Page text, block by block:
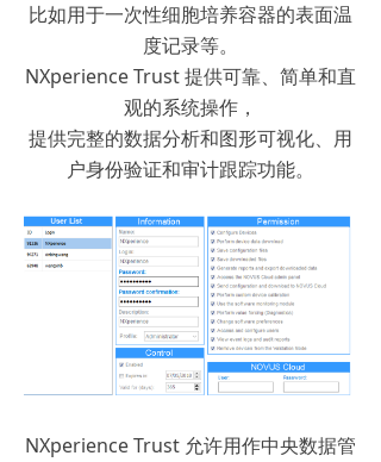
比如用于一次性细胞培养容器的表面温
度记录等。
NXperience Trust 提供可靠、简单和直
观的系统操作，
提供完整的数据分析和图形可视化、用
户身份验证和审计跟踪功能。
NXperience Trust 允许用作中央数据管